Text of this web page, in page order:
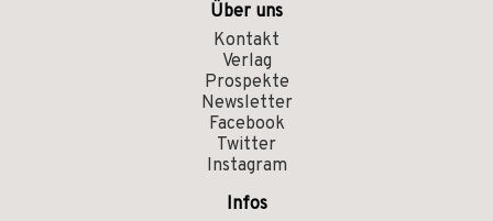
Über uns
Kontakt
Verlag
Prospekte
Newsletter
Facebook
Twitter
Instagram
Infos